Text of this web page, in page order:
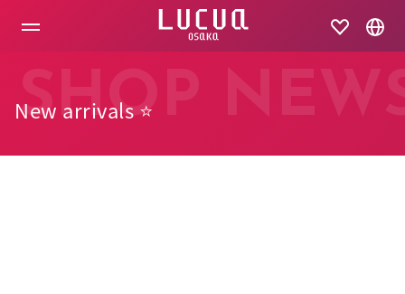
New arrivals ⭐️
SHOP